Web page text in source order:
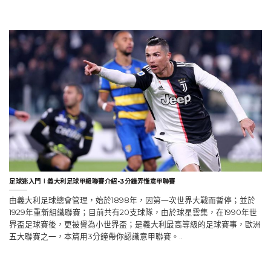
足球迷入門∣義大利足球甲級聯賽介紹-3分鐘弄懂意甲聯賽
由義大利足球總會管理，始於1898年，因第一次世界大戰而暫停；並於
1929年重新組織聯賽；目前共有20支球隊，由於球星雲集，在1990年世
界盃足球賽後，更被譽為小世界盃；是義大利最高等級的足球賽事，歐洲
五大聯賽之一，本篇用3分鐘帶你認識意甲聯賽。..